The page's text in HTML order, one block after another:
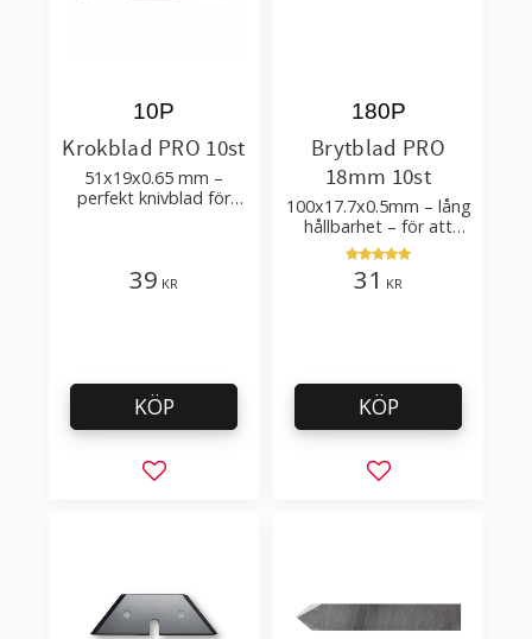
Krokblad PRO 10st
51x19x0.65 mm –
perfekt knivblad för
10P
39 KR
Lägg till i favoriter
KÖP
Brytblad PRO
18mm 10st
100x17.7x0.5mm – lång
hållbarhet – för att
skära kartong, tapet
och golvmaterial
180P
31 KR
Lägg till i
KÖP